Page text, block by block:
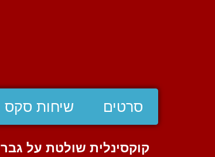
סרטים שיחות סקס
קוקסינלית שולטת על גבר